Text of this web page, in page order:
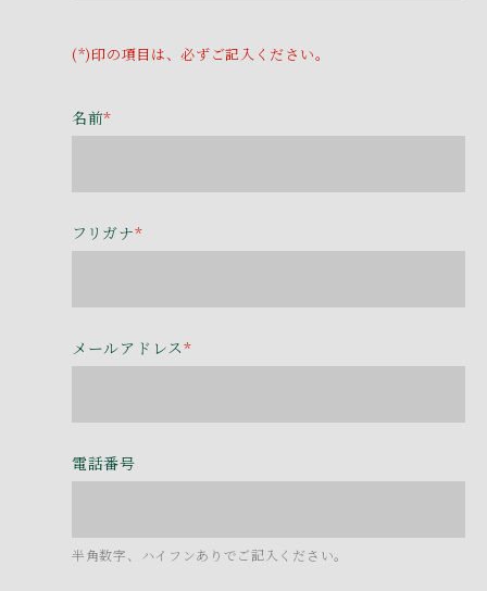
(*)印の項目は、必ずご記入ください。
名前*
フリガナ*
メールアドレス*
電話番号
半角数字、ハイフンありでご記入ください。